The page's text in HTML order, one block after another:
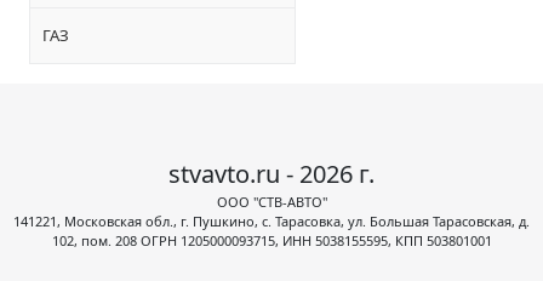
ГАЗ
stvavto.ru - 2026 г.
ООО "СТВ-АВТО"
141221, Московская обл., г. Пушкино, с. Тарасовка, ул. Большая Тарасовская, д.
102, пом. 208 ОГРН 1205000093715, ИНН 5038155595, КПП 503801001